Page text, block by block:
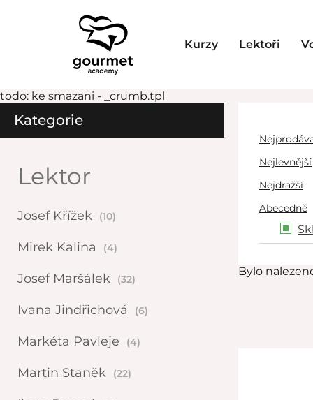
Kurzy Lektoři
todo: ke smazani - _crumb.tpl
Kategorie
Lektor
Josef Křížek (10)
Mirek Kalina (4)
Josef Maršálek (32)
Ivana Jindřichová (6)
Markéta Pavleje (4)
Martin Staněk (22)
Nejlevnější
Nejdražší
Abecedně
Bylo